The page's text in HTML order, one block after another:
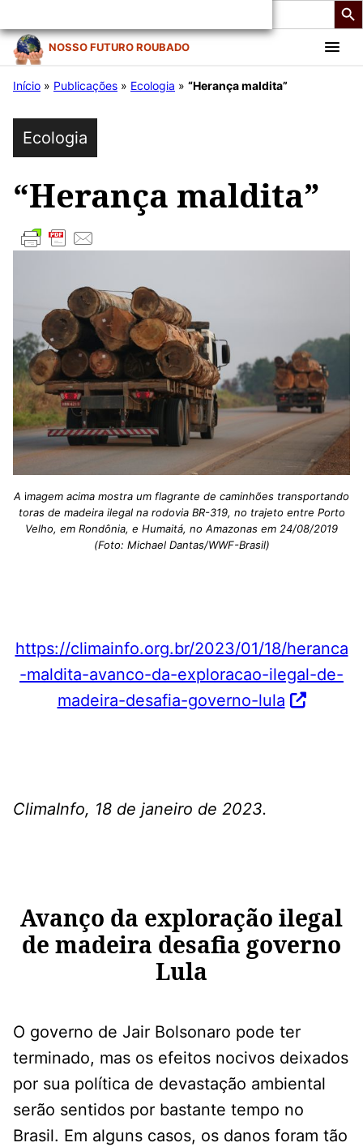
Pular
para
conteúdo
NOSSO FUTURO ROUBADO
Início » Publicações » Ecologia » “Herança maldita”
Ecologia
“Herança maldita”
A imagem acima mostra um flagrante de caminhões transportando
toras de madeira ilegal na rodovia BR-319, no trajeto entre Porto
Velho, em Rondônia, e Humaitá, no Amazonas em 24/08/2019
(Foto: Michael Dantas/WWF-Brasil)
https://climainfo.org.br/2023/01/18/heranca
-maldita-avanco-da-exploracao-ilegal-de-
madeira-desafia-governo-lula
ClimaInfo, 18 de janeiro de 2023.
Avanço da exploração ilegal
de madeira desafia governo
Lula
O governo de Jair Bolsonaro pode ter
terminado, mas os efeitos nocivos deixados
por sua política de devastação ambiental
serão sentidos por bastante tempo no
Brasil. Em alguns casos, os danos foram tão